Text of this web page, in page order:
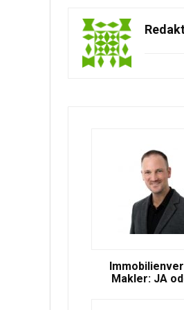
Makler: JA